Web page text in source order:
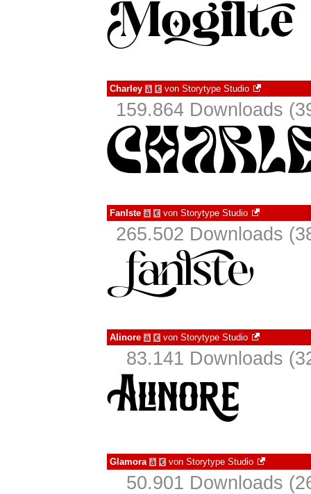
Charley à € von Storytype Studio
159.864 Downloads
Fanlste à € von Storytype Studio
265.502 Downloads
Alinore à € von Storytype Studio
83.141 Downloads
Glamora à € von Storytype Studio
50.901 Downloads